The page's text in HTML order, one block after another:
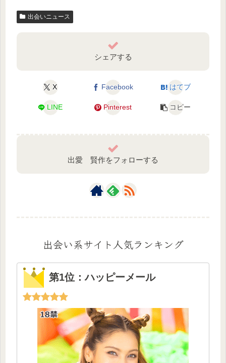
出会いニュース
シェアする
X Facebook はてブ
LINE Pinterest コピー
出愛 賢作をフォローする
出会い系サイト人気ランキング
第1位：ハッピーメール